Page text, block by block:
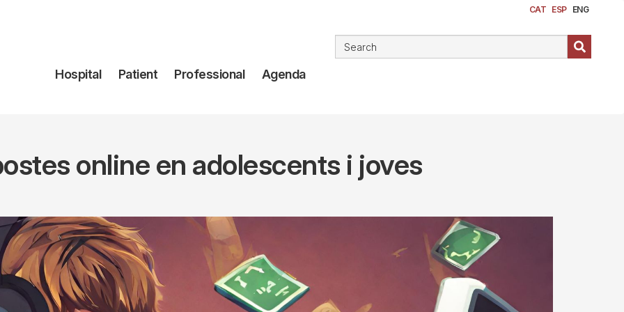
CAT ESP ENG
Navegación
Hospital Patient Professional Agenda
online en adolescents i joves